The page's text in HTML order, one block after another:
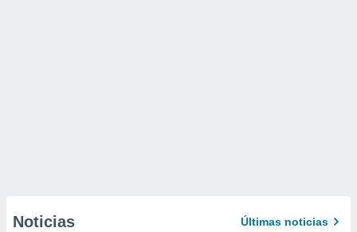
Noticias Últimas noticias